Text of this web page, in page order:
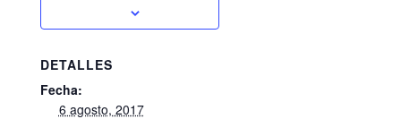
DETALLES
Fecha:
6 agosto, 2017